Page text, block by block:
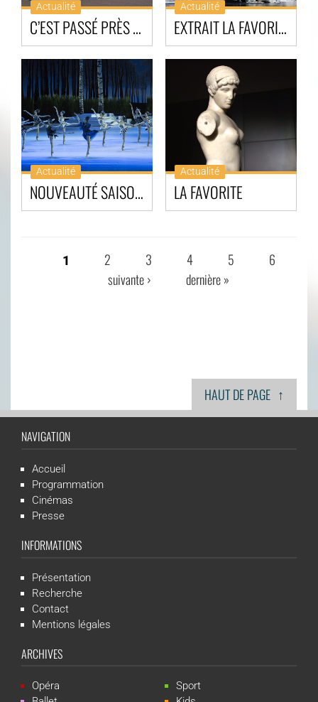
Actualité
C’EST PASSÉ PRÈS DE CHEZ VOUS
Actualité
EXTRAIT LA FAVORITE
Actualité
NOUVEAUTÉ SAISON ALL'OPÉRA 2015/2016
Actualité
LA FAVORITE
PAGES
1 2 3 4 5
6
suivante ›
dernière »
HAUT DE PAGE ↑
NAVIGATION
Accueil
Programmation
Cinémas
Presse
INFORMATIONS
Présentation
Recherche
Contact
Mentions légales
ARCHIVES
Opéra
Sport